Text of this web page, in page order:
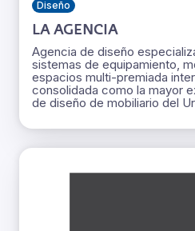
Diseño
LA AGENCIA
Agencia de diseño
sistemas de equipamiento,
espacios multi-premiada
consolidada como la mayor
de diseño de mobiliario del